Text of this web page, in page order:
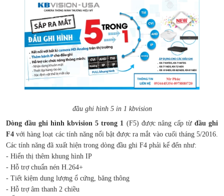
đầu ghi hình 5 in 1 kbvision
Dòng đầu ghi hình kbvision 5 trong 1 (F5) được nâng cấp từ đầu ghi
F4 với hàng loạt các tính năng nổi bật được ra mắt vào cuối tháng 5/2016.
Các tính năng đã xuất hiện trong dòng đầu ghi F4 phải kể đến như:
- Hiển thị thêm khung hình IP
- Hỗ trợ chuẩn nén H.264+
- Tiết kiệm dung lượng ổ cứng, băng thông
- Hỗ trợ âm thanh 2 chiều